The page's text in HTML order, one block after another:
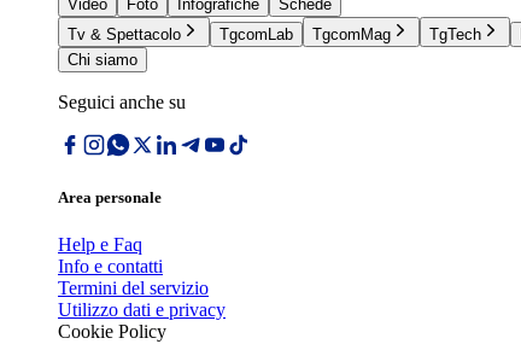
Video
Foto Infografiche
Schede
Tv & Spettacolo
TgcomLab TgcomMag TgTech
Chi siamo
Seguici anche su
Area personale
Help e Faq
Info e contatti
Termini del servizio
Utilizzo dati e privacy
Cookie Policy